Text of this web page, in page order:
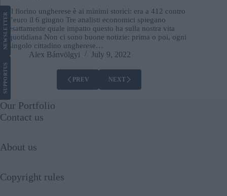
Il fiorino ungherese è ai minimi storici: era a 412 contro
l’euro il 6 giugno Tre analisti economici spiegano
esattamente quale impatto questo ha sulla nostra vita
quotidiana Non ci sono buone notizie: prima o poi, ogni
singolo cittadino ungherese…
Alex Bánvölgyi July 9, 2022
PREV NEXT
SUPPORT
US
NEWS
LETTER
Our Portfolio
Contact us
About us
Copyright rules